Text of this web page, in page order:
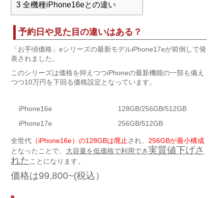
3全機種iPhone16eとの違い
予約日や見た目の違いはある？
「お手頃価格」eシリーズの最新モデルiPhone17eが前倒しで発
表されました。
このシリーズは価格を抑えつつiPhoneの最新機能の一部も備え
つつ10万円を下回る価格設定となっています。
iPhone16e
128GB/256GB/512GB
iPhone17e
256GB/512GB
全世代（iPhone16e）の128GBは廃止 され、 256GBが最小構成
となったことで、 大容量を低価格で利用でき実質値下げさ
れた ことになります。
価格は99,800~(税込）